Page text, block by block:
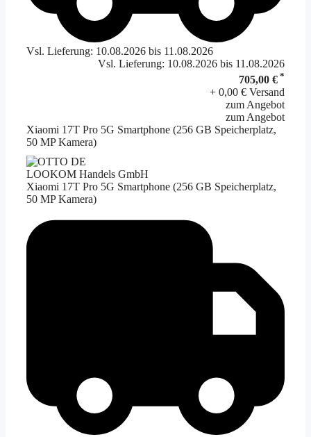
Vsl. Lieferung: 10.08.2026 bis 11.08.2026
Vsl. Lieferung: 10.08.2026 bis 11.08.2026
705,00 € *
+ 0,00 € Versand
zum Angebot
zum Angebot
Xiaomi 17T Pro 5G Smartphone (256 GB Speicherplatz,
50 MP Kamera)
LOOKOM Handels GmbH
Xiaomi 17T Pro 5G Smartphone (256 GB Speicherplatz,
50 MP Kamera)